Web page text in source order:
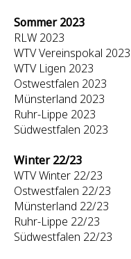
Sommer 2023
RLW 2023
WTV Vereinspokal 2023
WTV Ligen 2023
Ostwestfalen 2023
Münsterland 2023
Ruhr-Lippe 2023
Südwestfalen 2023
Winter 22/23
WTV Winter 22/23
Ostwestfalen 22/23
Münsterland 22/23
Ruhr-Lippe 22/23
Südwestfalen 22/23